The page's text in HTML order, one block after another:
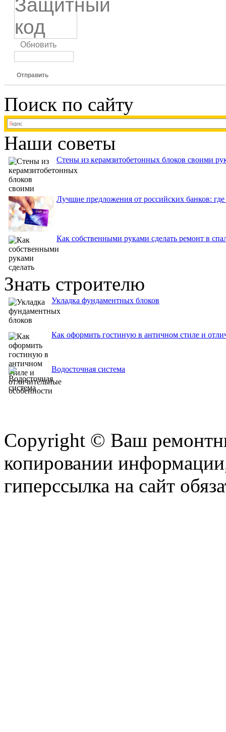
Обновить
Отправить
Поиск по сайту
Наши советы
Стены из керамзитобетонных блоков своими
Лучшие предложения от российских банков:
Как собственными руками сделать ремонт в
Знать строителю
Укладка фундаментных блоков
Как оформить гостиную в античном стиле и
Водосточная система
Copyright © Ваш
копировании
гиперссылка на сайт